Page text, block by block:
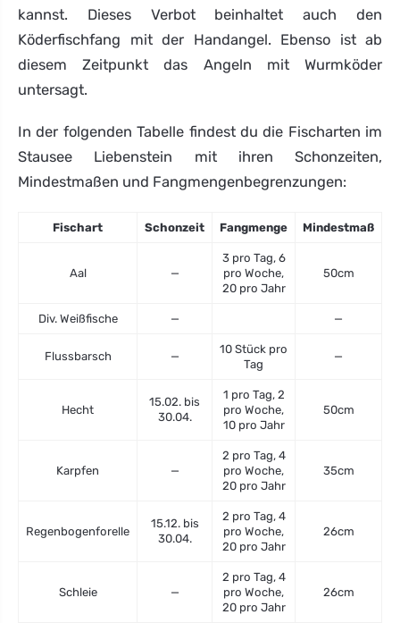
kannst. Dieses Verbot beinhaltet auch den
Köderfischfang mit der Handangel. Ebenso ist ab
diesem Zeitpunkt das Angeln mit Wurmköder
untersagt.
In der folgenden Tabelle findest du die Fischarten im
Stausee Liebenstein mit ihren Schonzeiten,
Mindestmaßen und Fangmengenbegrenzungen:
Fischart Schonzeit Fangmenge Mindestmaß
Aal —
3 pro Tag, 6
pro Woche,
20 pro Jahr
50cm
Div. Weißfische — —
Flussbarsch —
10 Stück pro
Tag
—
Hecht
15.02. bis
30.04.
1 pro Tag, 2
pro Woche,
10 pro Jahr
50cm
Karpfen —
2 pro Tag, 4
pro Woche,
20 pro Jahr
35cm
Regenbogenforelle
15.12. bis
30.04.
2 pro Tag, 4
pro Woche,
20 pro Jahr
26cm
Schleie —
2 pro Tag, 4
pro Woche,
20 pro Jahr
26cm